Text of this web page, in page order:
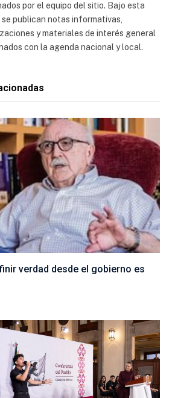
por el equipo del sitio. Bajo esta
publican notas informativas,
y materiales de interés general
con la agenda nacional y local.
verdad desde el gobierno es